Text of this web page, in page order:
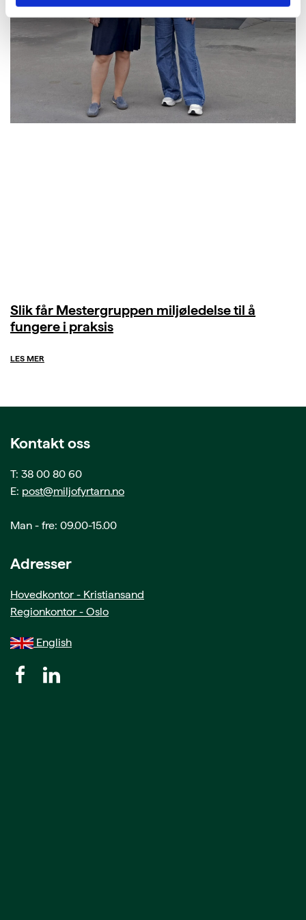
Slik får Mestergruppen miljøledelse til å
fungere i praksis
LES MER
Kontakt oss
T: 38 00 80 60
E: post@miljofyrtarn.no
Man - fre: 09.00-15.00
Adresser
Hovedkontor - Kristiansand
Regionkontor - Oslo
English